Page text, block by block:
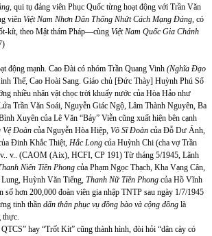
qui tụ đảng viên Phục Quốc từng hoạt động với Trần Văn
viên Việt Nam Nhơn Dân Thống Nhứt Cách Mạng Đảng, có
kít, theo Mật thám Pháp—cùng Việt Nam Quốc Gia Chánh
động mạnh. Cao Đài có nhóm Trần Quang Vinh (Nghĩa Đạo
Thế, Cao Hoài Sang. Giáo chủ [Đức Thày] Huỳnh Phú Sổ
nhiều nhân vật chọc trời khuấy nước của Hòa Hảo như
Trần Văn Soái, Nguyễn Giác Ngộ, Lâm Thành Nguyên, Ba
Xuyên của Lê Văn “Bảy” Viễn cũng xuất hiện bên cạnh
Vệ Đoàn của Nguyễn Hòa Hiệp, Võ Sĩ Đoàn của Đỗ Dư Ánh,
Đinh Khắc Thiệt, Hắc Long của Huỳnh Chi (cha vợ Trần
v.. (CAOM (Aix), HCFI, CP 191) Từ tháng 5/1945, Lãnh
Niên Tiền Phong của Phạm Ngọc Thạch, Kha Vạng Cân,
Huỳnh Văn Tiểng, Thanh Nữ Tiền Phong của Hồ Vĩnh
hơn 200,000 đoàn viên gia nhập TNTP sau ngày 1/7/1945
tinh thần dấn thân phục vụ đồng bào và cộng đồng là
thực.
hay “Trốt Kít” cũng thành hình, đòi hỏi “dân cày có